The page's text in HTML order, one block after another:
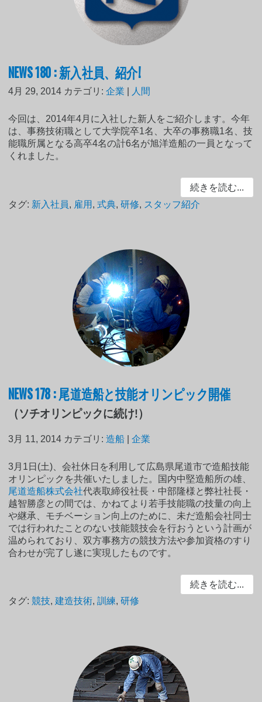
NEWS 180 : 新入社員、紹介!
4月 29, 2014 カテゴリ:企業 人間
今回は、2014年4月に入社した新人をご紹介します。今年
は、事務技術職として大学院卒1名、大卒の事務職1名、技
能職所属となる高卒4名の計6名が旭洋造船の一員となって
くれました。
続きを読む...
タグ: 新入社員, 雇用 ,式典,研修, スタッフ紹介
NEWS 178 : 尾道造船と技能オリンピック開催
（ソチオリンピックに続け!）
3月 11, 2014 カテゴリ:造船 |企業
3月1日(土)、会社休日を利用して広島県尾道市で造船技能
オリンピックを共催いたしました。国内中堅造船所の雄、
尾道造船株式会社代表取締役社長・中部隆様と弊社社長・
越智勝彦との間では、かねてより若手技能職の技量の向上
や継承、モチベーション向上のために、未だ造船会社同士
では行われたことのない技能競技会を行おうという計画が
温められており、双方事務方の競技方法や参加資格のすり
合わせが完了し遂に実現したものです。
続きを読む...
タグ:競技,建造技術,訓練,研修